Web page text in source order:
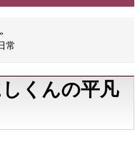
»
常
くんの平凡